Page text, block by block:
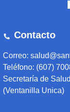
Contacto
Correo:
Teléfono: (607)
Secretaría de
(Ventanilla Unica)